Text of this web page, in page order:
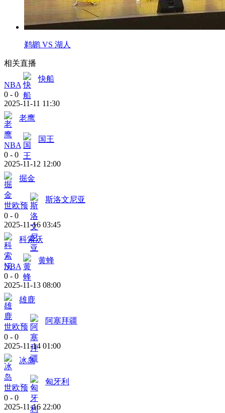
鹈鹕 VS 湖人
相关直播
NBA
快船
0 - 0
2025-11-11 11:30
老鹰
NBA
国王
0 - 0
2025-11-12 12:00
掘金
世欧预
斯洛文尼亚
0 - 0
2025-11-16 03:45
科索沃
NBA
黄蜂
0 - 0
2025-11-13 08:00
雄鹿
世欧预
阿塞拜疆
0 - 0
2025-11-14 01:00
冰岛
世欧预
匈牙利
0 - 0
2025-11-16 22:00